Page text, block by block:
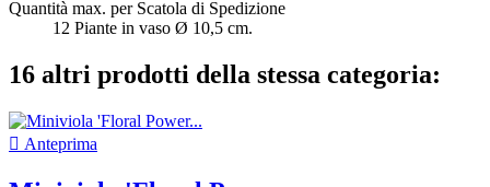
Quantità max. per Scatola di Spedizione
12 Piante in vaso Ø 10,5 cm.
16 altri prodotti della stessa categoria:
 Anteprima